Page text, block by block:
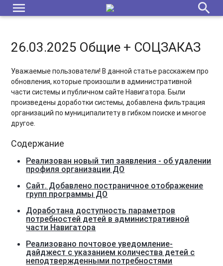
menu search
26.03.2025 Общие + СОЦЗАКАЗ
Уважаемые пользователи! В данной статье расскажем про
обновления, которые произошли в административной
части системы и публичном сайте Навигатора. Были
произведены доработки системы, добавлена фильтрация
организаций по муниципалитету в гибком поиске и многое
другое.
Содержание
Реализован новый тип заявления - об удалении
профиля организации ДО
Сайт. Добавлено постраничное отображение
групп программы ДО
Доработана доступность параметров
потребностей детей в административной
части Навигатора
Реализовано почтовое уведомление-
дайджест с указанием количества детей с
неподтвержденными потребностями